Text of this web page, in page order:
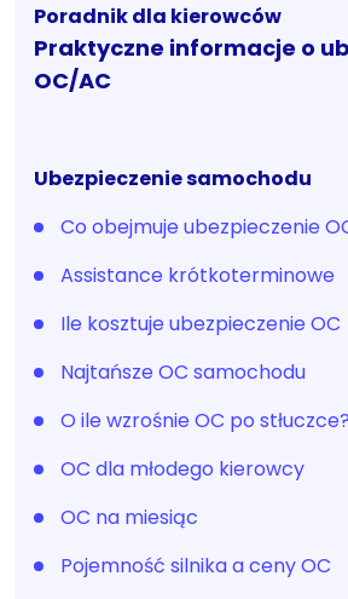
Poradnik dla kierowców
Praktyczne informacje o
OC/AC
Ubezpieczenie samochodu
Co obejmuje ubezpieczenie
Assistance krótkoterminowe
Ile kosztuje ubezpieczenie OC
Najtańsze OC samochodu
O ile wzrośnie OC po stłuczce?
OC dla młodego kierowcy
OC na miesiąc
Pojemność silnika a ceny OC